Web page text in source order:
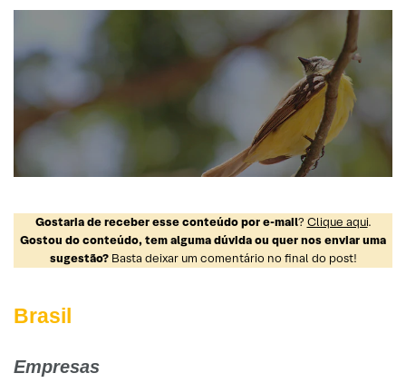
Gostaria de receber esse conteúdo por e-mail? Clique aqui.
Gostou do conteúdo, tem alguma dúvida ou quer nos enviar uma
sugestão?Basta deixar um comentário no final do post!
Brasil
Empresas